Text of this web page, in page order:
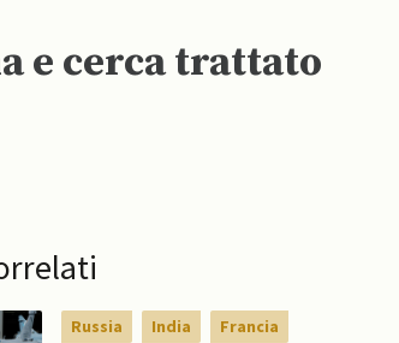
e cerca trattato
Russia India Francia